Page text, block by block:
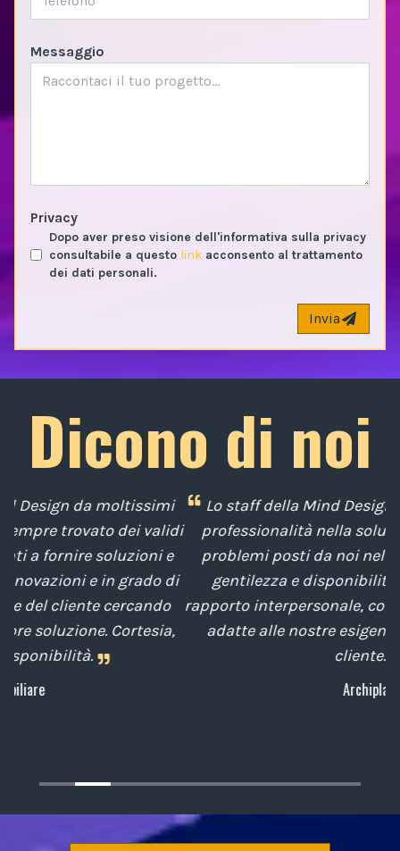
Messaggio
Privacy
Dopo aver preso visione dell'informativa sulla privacy
consultabile a questo link acconsento al trattamento
dei dati personali.
Invia
Dicono di noi
Lo staff della Mind Design ci ha mostrato la sua
professionalità nella soluzione tempestiva dei
problemi posti da noi nel corso degli anni, con
gentilezza e disponibilità nella gestione del
rapporto interpersonale, con competenze tecniche
adatte alle nostre esigenze sempre attenti al